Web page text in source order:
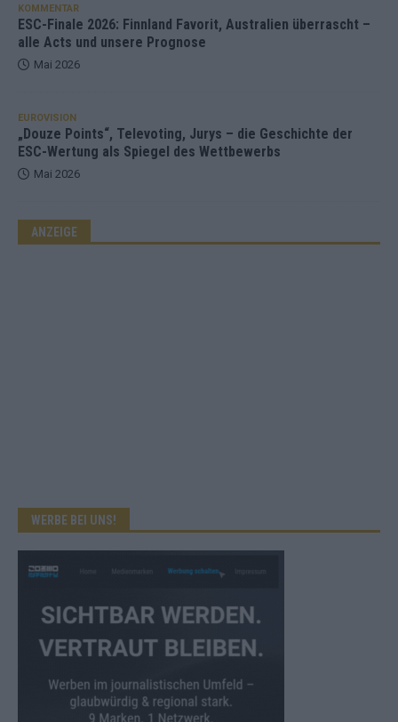
KOMMENTAR
ESC-Finale 2026: Finnland Favorit, Australien überrascht –
alle Acts und unsere Prognose
Mai 2026
EUROVISION
„Douze Points“, Televoting, Jurys – die Geschichte der
ESC-Wertung als Spiegel des Wettbewerbs
Mai 2026
ANZEIGE
WERBE BEI UNS!